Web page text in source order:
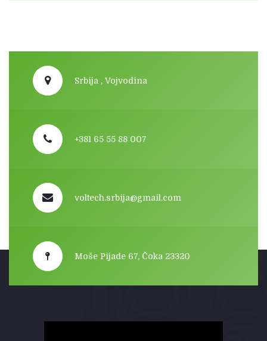
Srbija , Vojvodina
+381 65 55 88 007
voltech.srbija@gmail.com
Moše Pijade 67, Čoka 23320